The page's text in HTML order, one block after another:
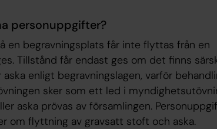
personuppgifter?
en begravningsplats får inte flyttas från en
Tillstånd får endast ges om det finns
enligt begravningslagen, varför
sker som ett led i
aska prövas av församlingen.
om flyttning av gravsatt stoft och aska.